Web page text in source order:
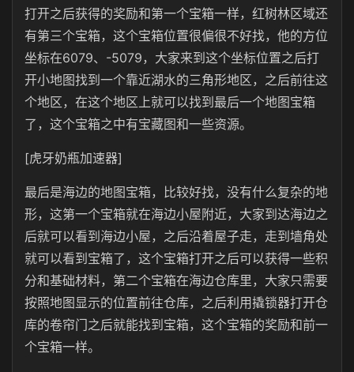
打开之后获得的奖励和第一个宝箱一样，红树林区域还
有第三个宝箱，这个宝箱位置很偏很不好找，他的方位
坐标在6079、-5079，大家来到这个坐标位置之后打
开小地图找到一个靠近湖水的三角形地区，之后前往这
个地区，在这个地区上就可以找到最后一个地图宝箱
了，这个宝箱之中有宝藏图和一些资源。
[虎牙奶瓶加速器]
最后是海边的地图宝箱，比较好找，没有什么复杂的地
形，这第一个宝箱就在海边小屋附近，大家到达海边之
后就可以看到海边小屋，之后沿着屋子走，走到墙角处
就可以看到宝箱了，这个宝箱打开之后可以获得一些积
分和基础材料，第二个宝箱在海边仓库里，大家只需要
按照地图显示的位置前往仓库，之后利用撬锁器打开仓
库的卷帘门之后就能找到宝箱，这个宝箱的奖励和前一
个宝箱一样。